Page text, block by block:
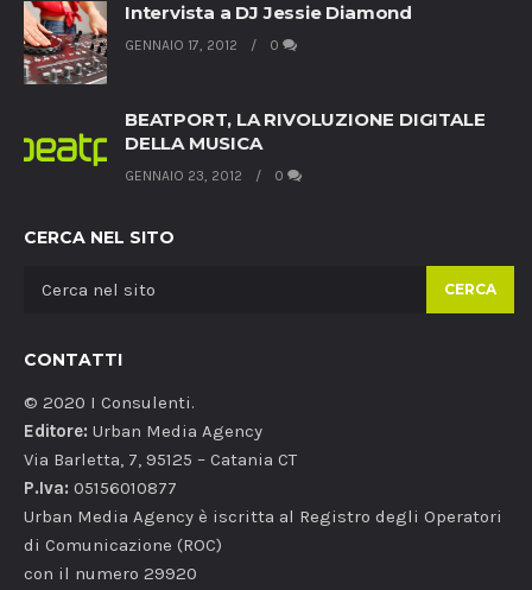
Intervista a DJ Jessie Diamond
GENNAIO 17, 2012 0
BEATPORT, LA RIVOLUZIONE DIGITALE
DELLA MUSICA
GENNAIO 23, 2012 0
CERCA NEL SITO
CERCA
CONTATTI
© 2020 I Consulenti.
Editore: Urban Media Agency
Via Barletta, 7, 95125 – Catania CT
P.Iva: 05156010877
Urban Media Agency è iscritta al Registro degli Operatori
di Comunicazione (ROC)
con il numero 29920